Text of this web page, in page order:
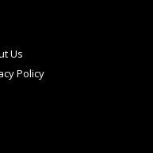
Us
Policy